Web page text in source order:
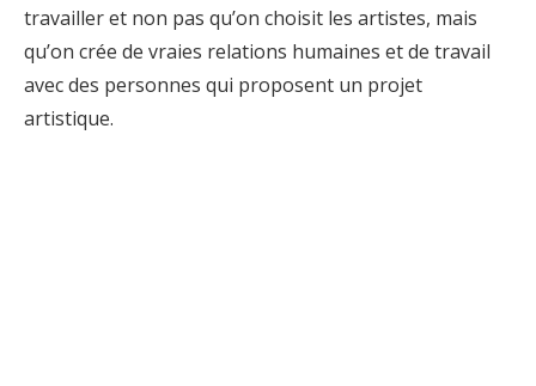
travailler et non pas qu’on choisit les artistes, mais
qu’on crée de vraies relations humaines et de travail
avec des personnes qui proposent un projet
artistique.